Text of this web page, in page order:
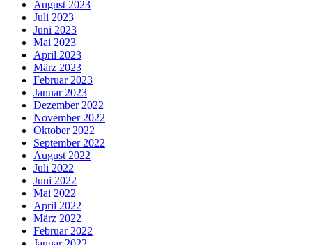
August 2023
Juli 2023
Juni 2023
Mai 2023
April 2023
März 2023
Februar 2023
Januar 2023
Dezember 2022
November 2022
Oktober 2022
September 2022
August 2022
Juli 2022
Juni 2022
Mai 2022
April 2022
März 2022
Februar 2022